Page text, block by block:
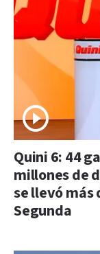
Quini 6: 44
millones de
se llevó más
Segunda